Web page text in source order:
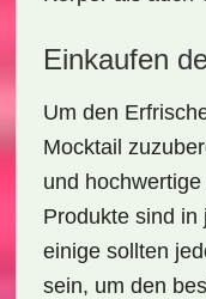
Einkaufen
Um den
Mocktail
und
Produkte sind in
einige sollten
sein, um den